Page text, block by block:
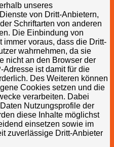
unseres
von Dritt-Anbietern,
Schriftarten von anderen
Die Einbindung von
immer voraus, dass die Dritt-
wahrnehmen, da sie
nicht an den Browser der
Adresse ist damit für die
Des Weiteren können
Cookies setzen und die
verarbeiten. Dabei
Nutzungsprofile der
diese Inhalte möglichst
einsetzen sowie im
zuverlässige Dritt-Anbieter